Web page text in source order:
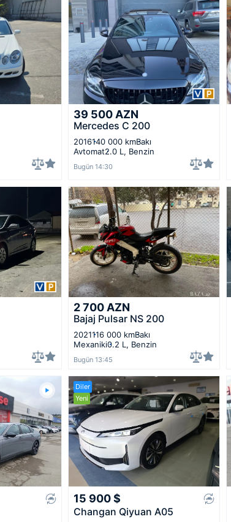
39 500 AZN
Mercedes C 200
2016140 000 kmBakı
Avtomat2.0 L, Benzin
Bugün 14:30
2 700 AZN
Bajaj Pulsar NS 200
2021116 000 kmBakı
Mexaniki0.2 L, Benzin
Bugün 13:45
Diler
Yeni
15 900$
Changan Qiyuan A05